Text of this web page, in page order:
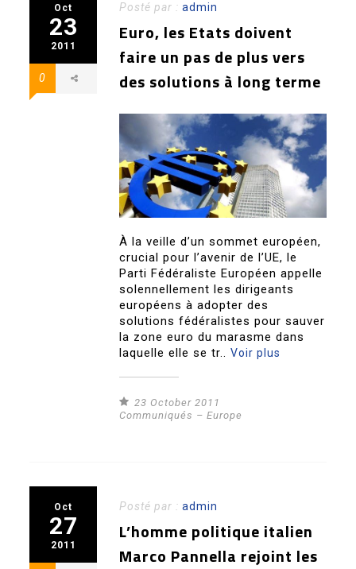
Oct
23
2011
0
Posté par :admin
Euro, les Etats doivent
faire un pas de plus vers
des solutions à long terme
À la veille d’un sommet européen,
crucial pour l’avenir de l’UE, le
Parti Fédéraliste Européen appelle
solennellement les dirigeants
européens à adopter des
solutions fédéralistes pour sauver
la zone euro du marasme dans
laquelle elle se tr..Voir plus
23 October 2011
Communiqués – Europe
Oct
27
2011
Posté par :admin
L’homme politique italien
Marco Pannella rejoint les